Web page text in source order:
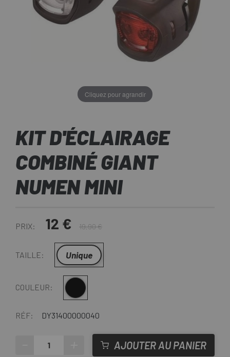
Cliquez pour agrandir
KIT D'ÉCLAIRAGE
COMBINÉ GIANT
NUMEN MINI
PRIX: 12 € 19,90 €
TAILLE: Unique
COULEUR: Multi
RÉF: DY31400000040
AJOUTER AU PANIER